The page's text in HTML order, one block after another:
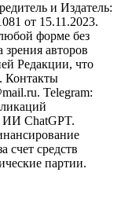
и Издатель:
от 15.11.2023.
форме без
авторов
Редакции, что
Контакты
Telegram:
ИИ ChatGPT.
счет средств
партии.